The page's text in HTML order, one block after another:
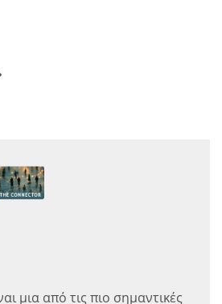
μια από τις πιο σημαντικές